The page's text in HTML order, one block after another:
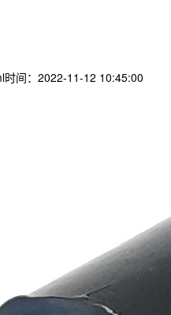
时间：2022-11-12 10:45:00